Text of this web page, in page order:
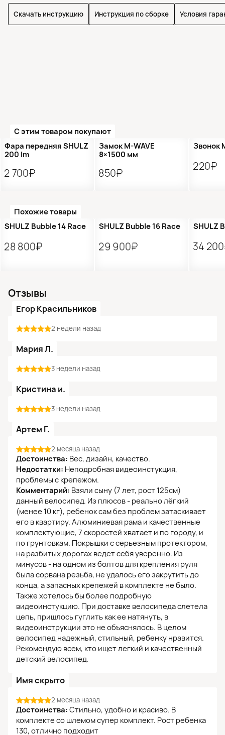
Скачать инструкцию Инструкция по сборке Условия
С этим товаром покупают
Фара передняя SHULZ
200 lm
2 700₽
Замок M-WAVE
8×1500 мм
850₽
Звонок
220₽
Похожие товары
Подарок 🎁
SHULZ Bubble 14 Race
28 800₽
Подарок 🎁
SHULZ Bubble 16 Race
29 900₽
SHULZ
34
Отзывы
Егор Красильников
2 недели назад
Мария Л.
3 недели назад
Кристина и.
3 недели назад
Артем Г.
2 месяца назад
Достоинства: Вес, дизайн, качество.
Недостатки: Неподробная видеоинстукция,
проблемы с крепежом.
Комментарий: Взяли сыну (7 лет, рост 125см)
данный велосипед. Из плюсов - реально лёгкий
(менее 10 кг), ребенок сам без проблем затаскивает
его в квартиру. Алюминиевая рама и качественные
комплектующие, 7 скоростей хватает и по городу, и
по грунтовкам. Покрышки с серьезным протектором,
на разбитых дорогах ведет себя уверенно. Из
минусов - на одном из болтов для крепления руля
была сорвана резьба, не удалось его закрутить до
конца, а запасных крепежей в комплекте не было.
Также хотелось бы более подробную
видеоинстукцию. При доставке велосипеда слетела
цепь, пришлось гуглить как ее натянуть, в
видеоинструкции это не объяснялось. В целом
велосипед надежный, стильный, ребенку нравится.
Рекомендую всем, кто ищет легкий и качественный
детский велосипед.
Имя скрыто
2 месяца назад
Достоинства: Стильно, удобно и красиво. В
комплекте со шлемом супер комплект. Рост ребенка
130, отлично подходит